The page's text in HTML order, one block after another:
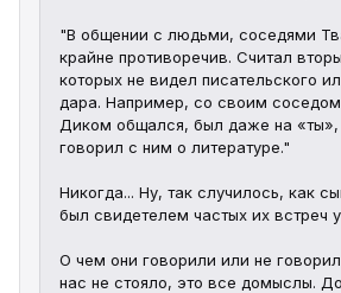
"В общении с людьми, соседями
крайне противоречив. Считал
которых не видел писательского
дара. Например, со своим
Диком общался, был даже на «ты»,
говорил с ним о литературе."
Никогда... Ну, так случилось, как
был свидетелем частых их встреч
О чем они говорили или не
нас не стояло, это все домыслы.